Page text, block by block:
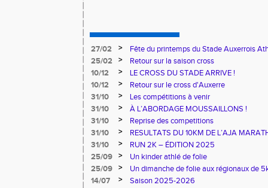
27/02 >
Fête du printemps du Stade Auxerrois
25/02
>
Retour sur la saison cross
10/12
>
LE CROSS DU STADE ARRIVE !
10/12
>
Retour sur le cross d'Auxerre
31/10
>
Les compétitions à venir
31/10
>
À L’ABORDAGE MOUSSAILLONS !
31/10
>
Reprise des competitions
31/10
>
RESULTATS DU 10KM DE L’AJA
31/10
>
RUN 2K – ÉDITION 2025
25/09
>
Un kinder athlé de folie
25/09
>
Un dimanche de folie aux régionaux de
14/07
>
Saison 2025-2026